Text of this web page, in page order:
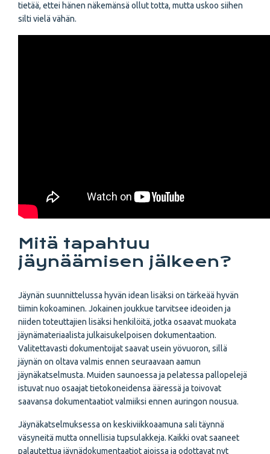
tietää, ettei hänen näkemänsä ollut totta, mutta uskoo siihen
silti vielä vähän.
Mitä tapahtuu
jäynäämisen jälkeen?
Jäynän suunnittelussa hyvän idean lisäksi on tärkeää hyvän
tiimin kokoaminen. Jokainen joukkue tarvitsee ideoiden ja
niiden toteuttajien lisäksi henkilöitä, jotka osaavat muokata
jäynämateriaalista julkaisukelpoisen dokumentaation.
Valitettavasti dokumentoijat saavat usein yövuoron, sillä
jäynän on oltava valmis ennen seuraavaan aamun
jäynäkatselmusta. Muiden saunoessa ja pelatessa pallopelejä
istuvat nuo osaajat tietokoneidensa ääressä ja toivovat
saavansa dokumentaatiot valmiiksi ennen auringon nousua.
Jäynäkatselmuksessa on keskiviikkoaamuna sali täynnä
väsyneitä mutta onnellisia tupsulakkeja. Kaikki ovat saaneet
palautettua jäynädokumentaatiot ajoissa ja odottavat nyt